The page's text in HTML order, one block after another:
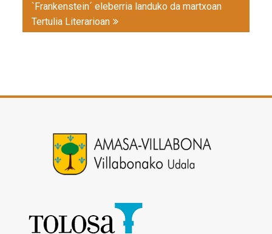
`Frankenstein´ eleberria landuko da martxoan
Tertulia Literarioan